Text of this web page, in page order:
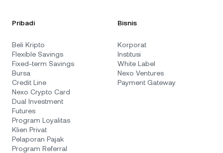
Pribadi
Beli Kripto
Flexible Savings
Fixed-term Savings
Bursa
Credit Line
Nexo Crypto Card
Dual Investment
Futures
Program Loyalitas
Klien Privat
Pelaporan Pajak
Program Referral
Bisnis
Korporat
Institusi
White Label
Nexo Ventures
Payment Gateway